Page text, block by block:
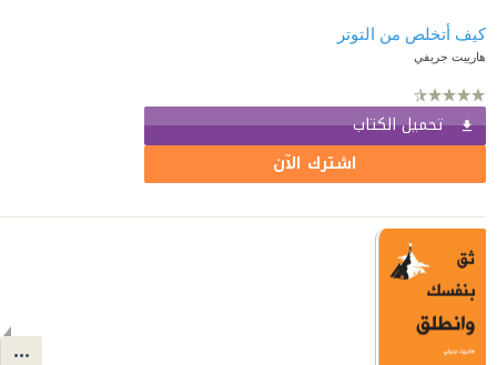
كيف أتخلص من التوتر
هارييت جريفي
تحميل الكتاب
اشترك الآن